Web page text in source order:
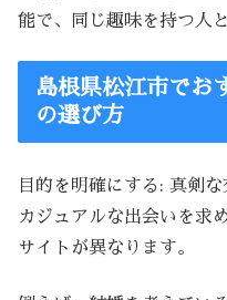
能で、同じ趣味を持つ人
島根県松江市でお
の選び方
目的を明確にする: 真剣
カジュアルな出会いを求
サイトが異なります。